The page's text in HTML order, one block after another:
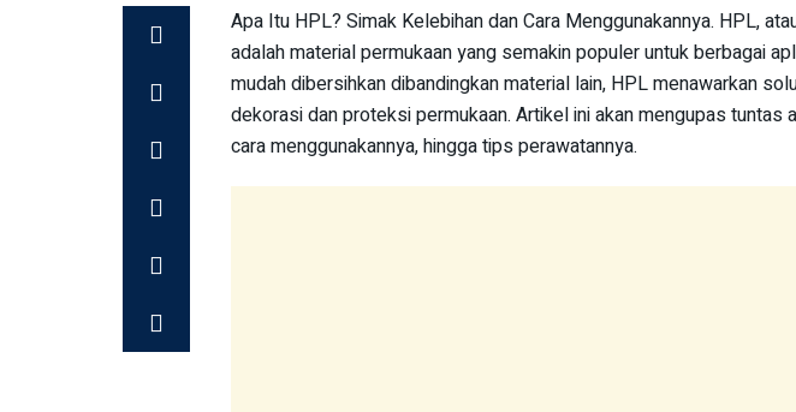
Apa Itu HPL? Simak Kelebihan dan Cara Menggunakannya. HPL,
adalah material permukaan yang semakin populer untuk berbagai
mudah dibersihkan dibandingkan material lain, HPL menawarkan
dekorasi dan proteksi permukaan. Artikel ini akan mengupas tuntas
cara menggunakannya, hingga tips perawatannya.